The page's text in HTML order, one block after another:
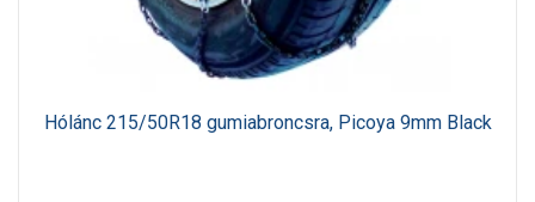
Hólánc 215/50R18 gumiabroncsra, Picoya 9mm Black